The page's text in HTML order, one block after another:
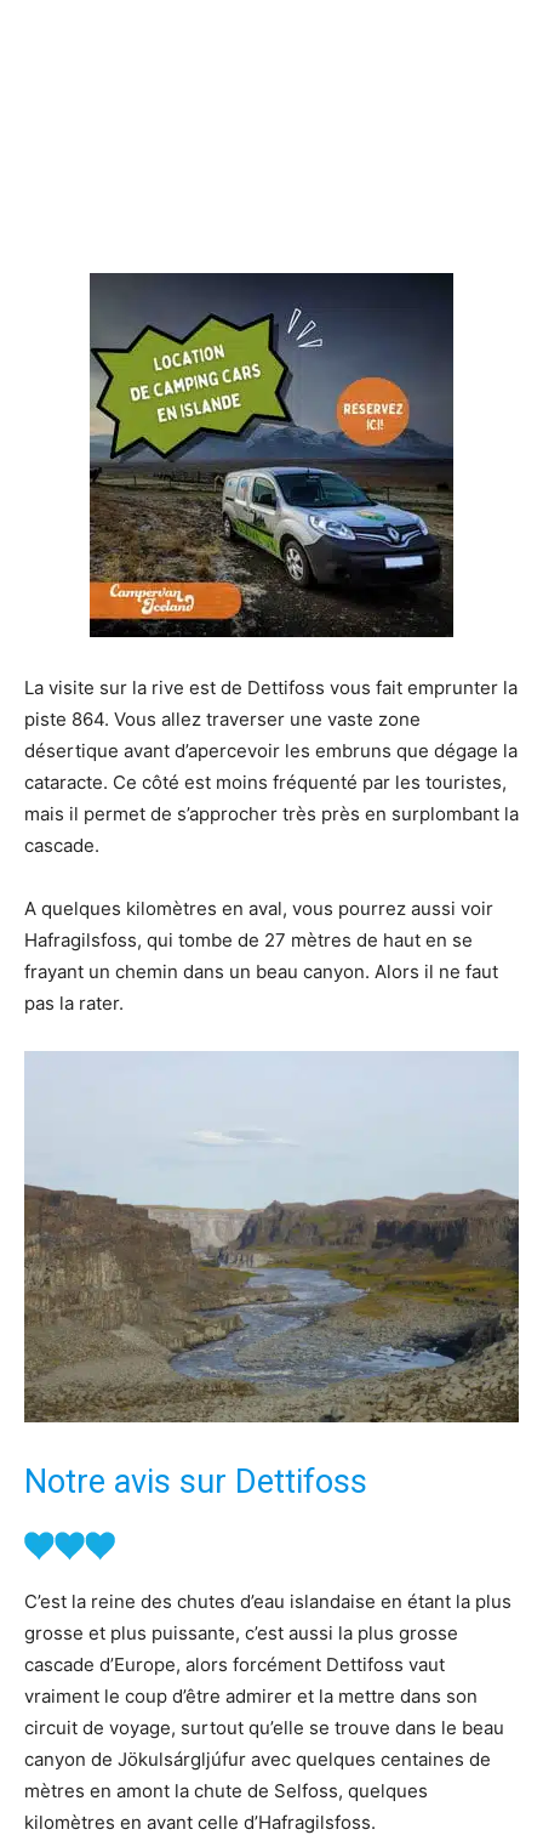
La visite sur la rive est de Dettifoss vous fait emprunter la
piste 864. Vous allez traverser une vaste zone
désertique avant d’apercevoir les embruns que dégage la
cataracte. Ce côté est moins fréquenté par les touristes,
mais il permet de s’approcher très près en surplombant la
cascade.
A quelques kilomètres en aval, vous pourrez aussi voir
Hafragilsfoss, qui tombe de 27 mètres de haut en se
frayant un chemin dans un beau canyon. Alors il ne faut
pas la rater.
Notre avis sur Dettifoss
C’est la reine des chutes d’eau islandaise en étant la plus
grosse et plus puissante, c’est aussi la plus grosse
cascade d’Europe, alors forcément Dettifoss vaut
vraiment le coup d’être admirer et la mettre dans son
circuit de voyage, surtout qu’elle se trouve dans le beau
canyon de Jökulsárgljúfur avec quelques centaines de
mètres en amont la chute de Selfoss, quelques
kilomètres en avant celle d’Hafragilsfoss.